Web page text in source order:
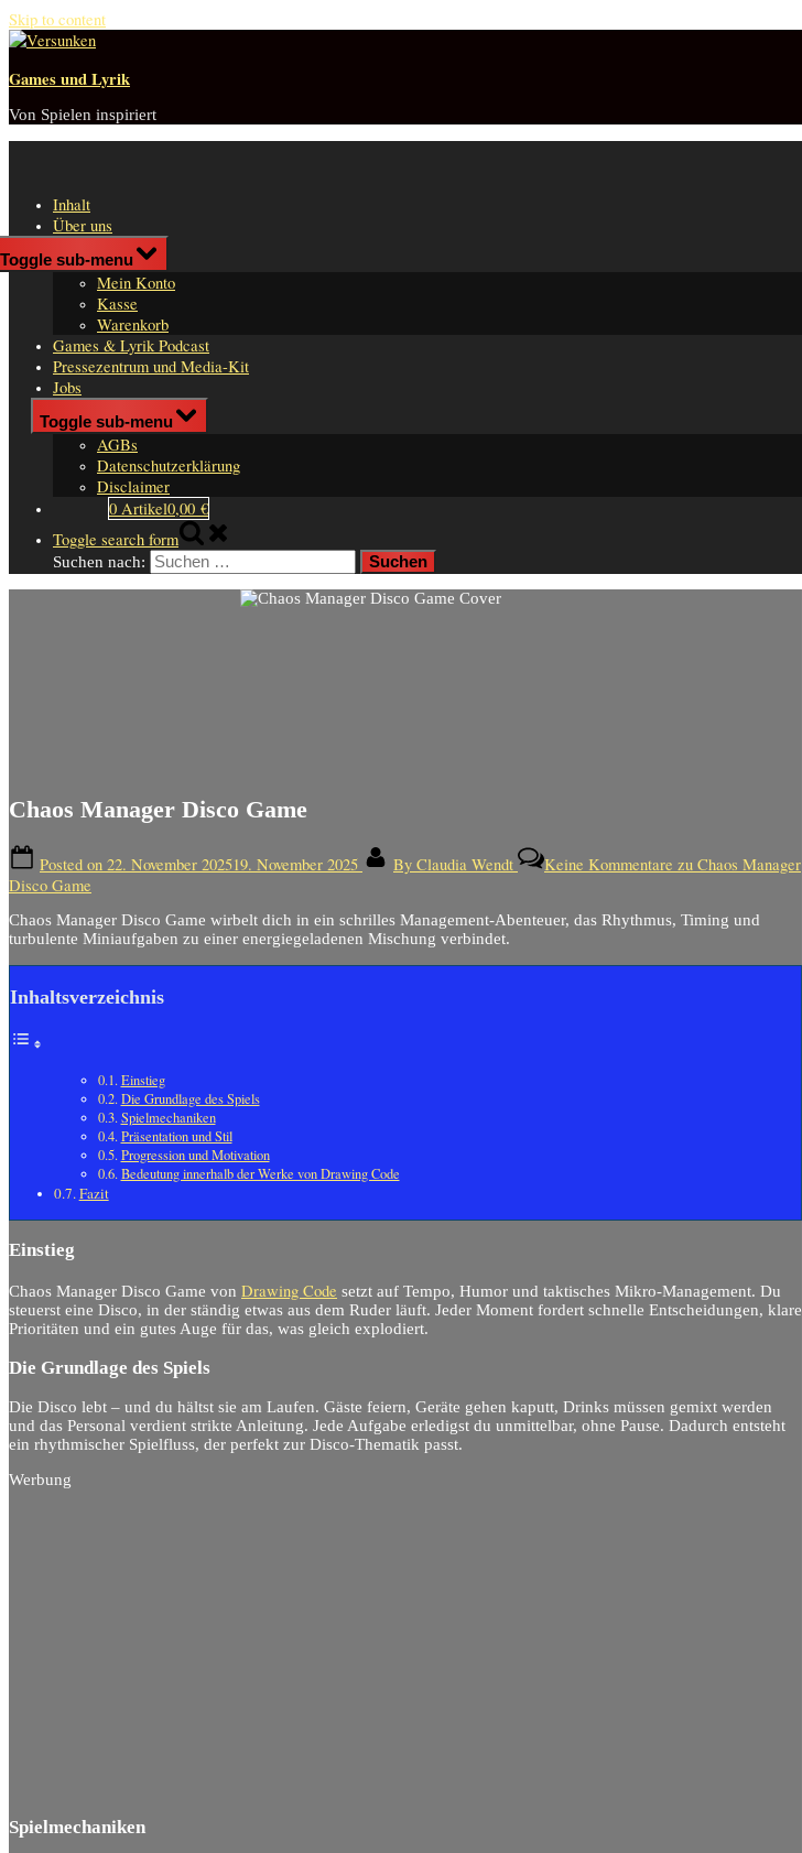
Skip to content
Games und Lyrik
Von Spielen inspiriert
Inhalt
Über uns
Shop
Toggle sub-menu
Mein Konto
Kasse
Warenkorb
Games & Lyrik Podcast
Pressezentrum und Media-Kit
Jobs
Impressum
Toggle sub-menu
AGBs
Datenschutzerklärung
Disclaimer
0 Artikel0,00 €
Toggle search form
Suchen nach:
Chaos Manager Disco Game
Posted on 22. November 202519. November 2025 By Claudia Wendt Keine Kommentare zu Chaos Manager
Disco Game
Chaos Manager Disco Game wirbelt dich in ein schrilles Management-Abenteuer, das Rhythmus, Timing und
turbulente Miniaufgaben zu einer energiegeladenen Mischung verbindet.
Inhaltsverzeichnis
Einstieg
Die Grundlage des Spiels
Spielmechaniken
Präsentation und Stil
Progression und Motivation
Bedeutung innerhalb der Werke von Drawing Code
Fazit
Einstieg
Chaos Manager Disco Game von Drawing Code setzt auf Tempo, Humor und taktisches Mikro-Management. Du
steuerst eine Disco, in der ständig etwas aus dem Ruder läuft. Jeder Moment fordert schnelle Entscheidungen, klare
Prioritäten und ein gutes Auge für das, was gleich explodiert.
Die Grundlage des Spiels
Die Disco lebt – und du hältst sie am Laufen. Gäste feiern, Geräte gehen kaputt, Drinks müssen gemixt werden
und das Personal verdient strikte Anleitung. Jede Aufgabe erledigst du unmittelbar, ohne Pause. Dadurch entsteht
ein rhythmischer Spielfluss, der perfekt zur Disco-Thematik passt.
Werbung
Spielmechaniken